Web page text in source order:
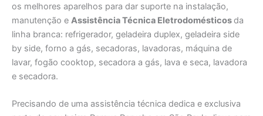
os melhores aparelhos para dar suporte na instalação,
manutenção e Assistência Técnica Eletrodomésticosda
linha branca: refrigerador, geladeira duplex, geladeira side
by side, forno a gás, secadoras, lavadoras, máquina de
lavar, fogão cooktop, secadora a gás, lava e seca, lavadora
e secadora.
Precisando de uma assistência técnica dedica e exclusiva